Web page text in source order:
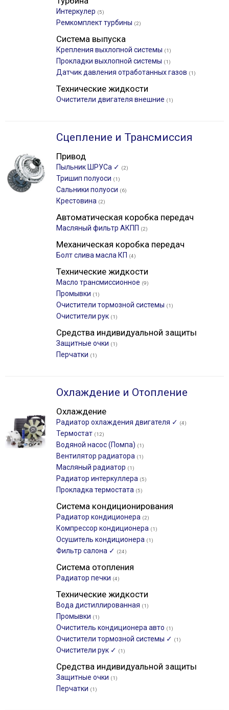
Интеркулер (5)
Ремкомплект турбины (2)
Система выпуска
Крепления выхлопной системы (1)
Прокладки выхлопной системы (1)
Датчик давления отработанных газов (1)
Технические жидкости
Очистители двигателя внешние (1)
Сцепление и Трансмиссия
Привод
Пыльник ШРУСа ✓ (2)
Тришип полуоси (1)
Сальники полуоси (6)
Крестовина (2)
Автоматическая коробка передач
Масляный фильтр АКПП (2)
Механическая коробка передач
Болт слива масла КП (4)
Технические жидкости
Масло трансмиссионное (9)
Промывки (1)
Очистители тормозной системы (1)
Очистители рук (1)
Средства индивидуальной защиты
Защитные очки (1)
Перчатки (1)
Охлаждение и Отопление
Охлаждение
Радиатор охлаждения двигателя ✓ (4)
Термостат (12)
Водяной насос (Помпа) (1)
Вентилятор радиатора (1)
Масляный радиатор (1)
Радиатор интеркуллера (5)
Прокладка термостата (5)
Система кондиционирования
Радиатор кондиционера (2)
Компрессор кондиционера (1)
Осушитель кондиционера (1)
Фильтр салона ✓ (24)
Система отопления
Радиатор печки (4)
Технические жидкости
Вода дистиллированная (1)
Промывки (1)
Очиститель кондиционера авто (1)
Очистители тормозной системы ✓ (1)
Очистители рук ✓ (1)
Средства индивидуальной защиты
Защитные очки (1)
Перчатки (1)